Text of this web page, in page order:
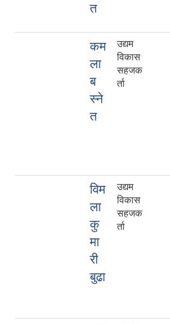
त
कम
ला
ब
स्ने
त
उद्यम
विकास
सहजक
र्ता
विम
ला
कु
मा
री
बुढा
उद्यम
विकास
सहजक
र्ता